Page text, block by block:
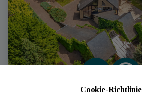
Cookie-Richtlinie